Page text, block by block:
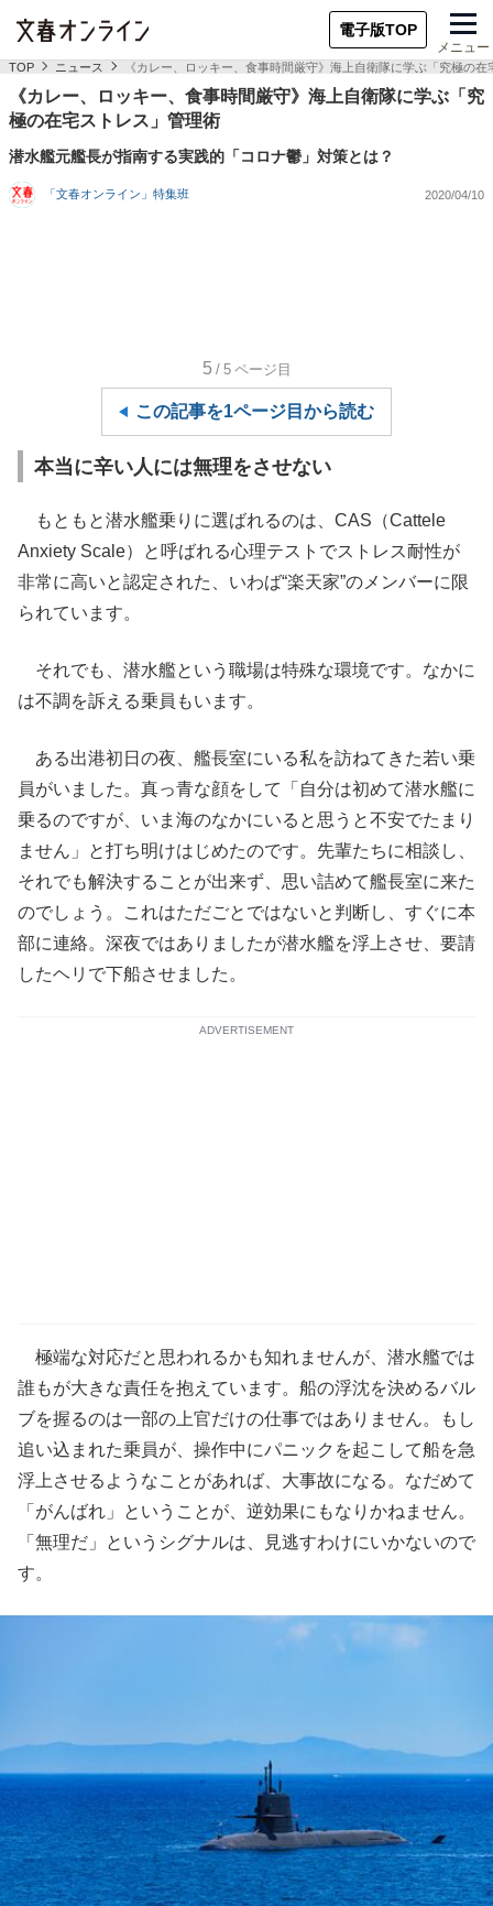
電子版TOP
メニュー
TOP ニュース 《カレー、ロッキー、食事時間厳守》海上自衛隊に学ぶ「究極の
《カレー、ロッキー、食事時間厳守》海上自衛隊に学ぶ「究
極の在宅ストレス」管理術
潜水艦元艦長が指南する実践的「コロナ鬱」対策とは？
「文春オンライン」特集班 2020/04/10
5 /5 ページ目
この記事を1ページ目から読む
本当に辛い人には無理をさせない
もともと潜水艦乗りに選ばれるのは、CAS（Cattele
Anxiety Scale）と呼ばれる心理テストでストレス耐性が
非常に高いと認定された、いわば“楽天家”のメンバーに限
られています。
それでも、潜水艦という職場は特殊な環境です。なかに
は不調を訴える乗員もいます。
ある出港初日の夜、艦長室にいる私を訪ねてきた若い乗
員がいました。真っ青な顔をして「自分は初めて潜水艦に
乗るのですが、いま海のなかにいると思うと不安でたまり
ません」と打ち明けはじめたのです。先輩たちに相談し、
それでも解決することが出来ず、思い詰めて艦長室に来た
のでしょう。これはただごとではないと判断し、すぐに本
部に連絡。深夜ではありましたが潜水艦を浮上させ、要請
したヘリで下船させました。
ADVERTISEMENT
極端な対応だと思われるかも知れませんが、潜水艦では
誰もが大きな責任を抱えています。船の浮沈を決めるバル
ブを握るのは一部の上官だけの仕事ではありません。もし
追い込まれた乗員が、操作中にパニックを起こして船を急
浮上させるようなことがあれば、大事故になる。なだめて
「がんばれ」ということが、逆効果にもなりかねません。
「無理だ」というシグナルは、見逃すわけにいかないので
す。